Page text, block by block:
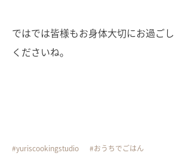
ではでは皆様もお身体大切にお過ごし
くださいね。
yuriscookingstudio
おうちでごはん